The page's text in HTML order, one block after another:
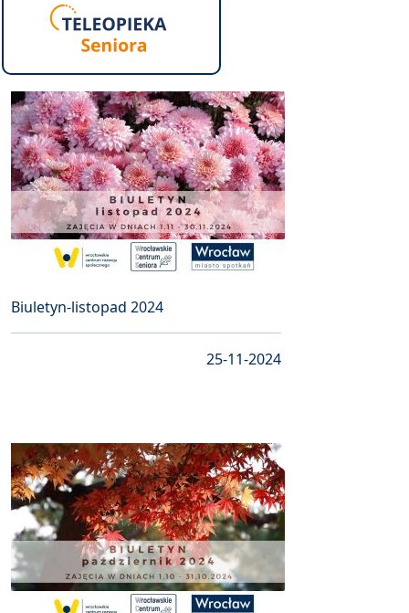
Biuletyn-listopad 2024
25-11-2024